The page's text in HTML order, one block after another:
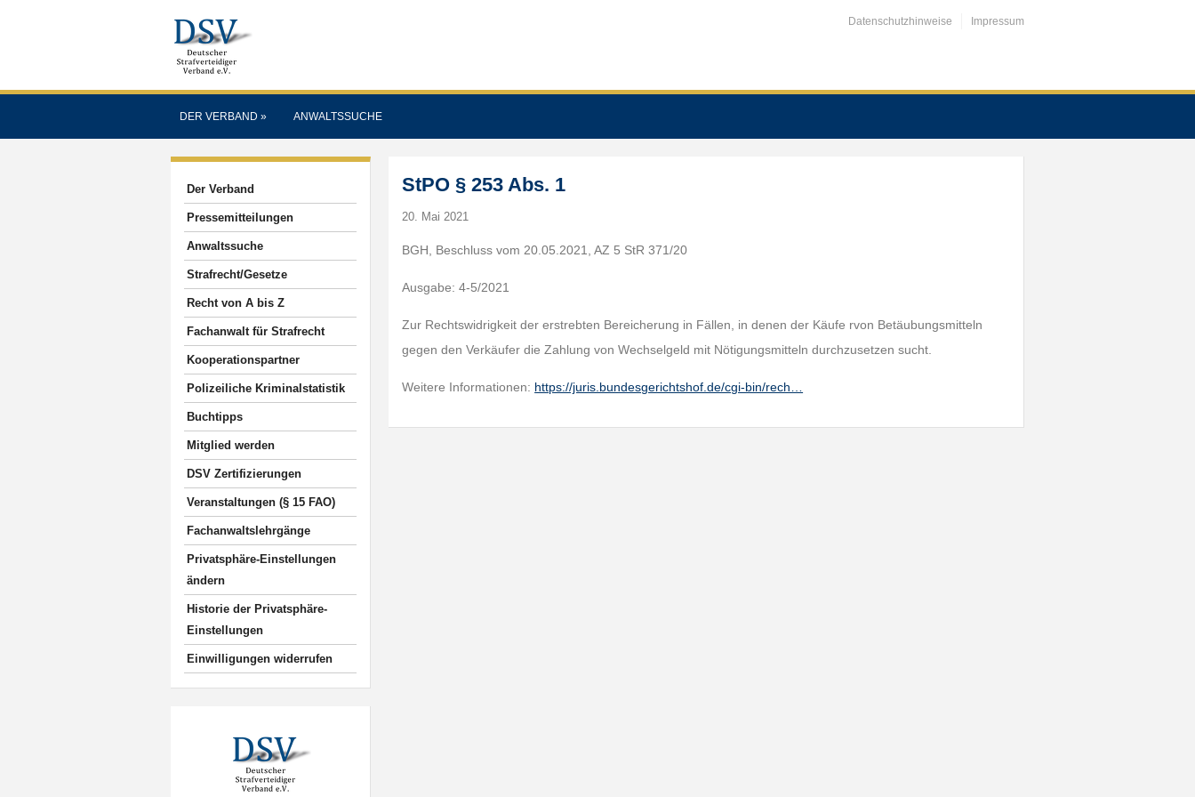
Datenschutzhinweise Impressum
DER VERBAND » ANWALTSSUCHE
Der Verband
Pressemitteilungen
Anwaltssuche
Strafrecht/Gesetze
Recht von A bis Z
Fachanwalt für Strafrecht
Kooperationspartner
Polizeiliche Kriminalstatistik
Buchtipps
Mitglied werden
DSV Zertifizierungen
Veranstaltungen (§ 15 FAO)
Fachanwaltslehrgänge
Privatsphäre-Einstellungen
ändern
Historie der Privatsphäre-
Einstellungen
Einwilligungen widerrufen
StPO § 253 Abs. 1
20. Mai 2021
BGH, Beschluss vom 20.05.2021, AZ 5 StR 371/20
Ausgabe: 4-5/2021
Zur Rechtswidrigkeit der erstrebten Bereicherung in Fällen, in denen der Käufe rvon Betäubungsmitteln
gegen den Verkäufer die Zahlung von Wechselgeld mit Nötigungsmitteln durchzusetzen sucht.
Weitere Informationen: https://juris.bundesgerichtshof.de/cgi-bin/rech…